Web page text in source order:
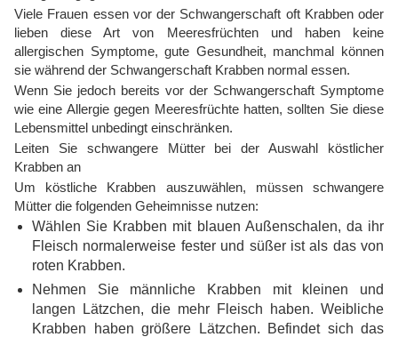
Viele Frauen essen vor der Schwangerschaft oft Krabben oder
lieben diese Art von Meeresfrüchten und haben keine
allergischen Symptome, gute Gesundheit, manchmal können
sie während der Schwangerschaft Krabben normal essen.
Wenn Sie jedoch bereits vor der Schwangerschaft Symptome
wie eine Allergie gegen Meeresfrüchte hatten, sollten Sie diese
Lebensmittel unbedingt einschränken.
Leiten Sie schwangere Mütter bei der Auswahl köstlicher
Krabben an
Um köstliche Krabben auszuwählen, müssen schwangere
Mütter die folgenden Geheimnisse nutzen:
Wählen Sie Krabben mit blauen Außenschalen, da ihr
Fleisch normalerweise fester und süßer ist als das von
roten Krabben.
Nehmen Sie männliche Krabben mit kleinen und
langen Lätzchen, die mehr Fleisch haben. Weibliche
Krabben haben größere Lätzchen. Befindet sich das